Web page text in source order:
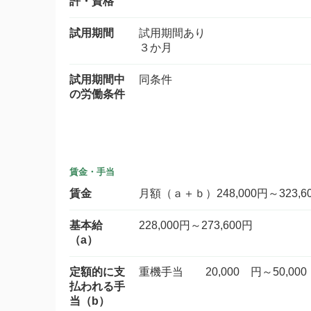
試用期間
試用期間あり
３か月
試用期間中
の労働条件
同条件
賃金・手当
賃金 月額（ａ＋ｂ）248,000円～
基本給
（a）
228,000円～273,600円
定額的に支
払われる手
当（b）
重機手当 20,000 円～